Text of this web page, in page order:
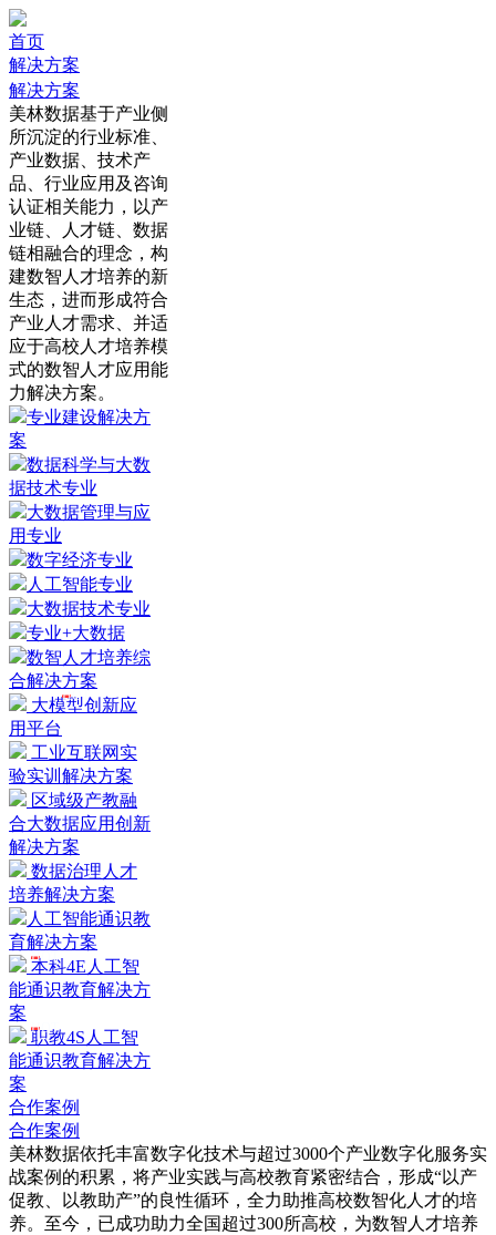
首页
解决方案
解决方案
美林数据基于产业侧
所沉淀的行业标准、
产业数据、技术产
品、行业应用及咨询
认证相关能力，以产
业链、人才链、数据
链相融合的理念，构
建数智人才培养的新
生态，进而形成符合
产业人才需求、并适
应于高校人才培养模
式的数智人才应用能
力解决方案。
专业建设解决方
案
数据科学与大数
据技术专业
大数据管理与应
用专业
数字经济专业
人工智能专业
大数据技术专业
专业+大数据
数智人才培养综
合解决方案
大模型创新应
用平台
HOT
工业互联网实
验实训解决方案
区域级产教融
合大数据应用创新
解决方案
数据治理人才
培养解决方案
人工智能通识教
育解决方案
本科4E人工智
能通识教育解决方
案
HOT
职教4S人工智
能通识教育解决方
案
HOT
合作案例
合作案例
美林数据依托丰富数字化技术与超过3000个产业数字化服务实
战案例的积累，将产业实践与高校教育紧密结合，形成“以产
促教、以教助产”的良性循环，全力助推高校数智化人才的培
养。至今，已成功助力全国超过300所高校，为数智人才培养